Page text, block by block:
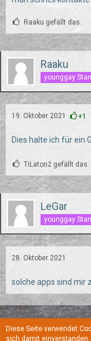
Raaku gefällt das.
Raaku
younggay
19. Oktober 2021 +1
Dies halte ich für ein
TiLaton2 gefällt das.
LeGar
younggay
28. Oktober 2021
solche apps sind mir
Regeln
Diese Seite verwendet
sich damit